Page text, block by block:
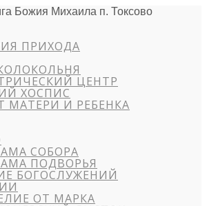
Божия Михаила п. Токсово
ПРИХОДА
ЦЕНТР
ХОСПИС
МАТЕРИ И РЕБЕНКА
СОБОРА
ПОДВОРЬЯ
БОГОСЛУЖЕНИЙ
ОТ МАРКА